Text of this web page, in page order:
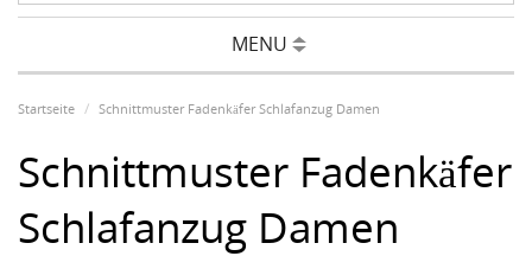
MENU
Startseite Schnittmuster Fadenkäfer Schlafanzug Damen
Schnittmuster Fadenkäfer
Schlafanzug Damen